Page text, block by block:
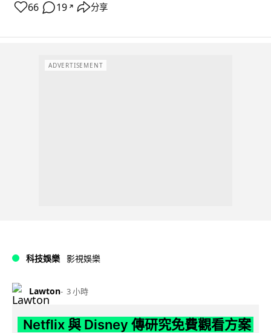
66 19 ↗ 分享
ADVERTISEMENT
科技娛樂 影視娛樂
Lawton 3 小時
Netflix 與 Disney 傳研究免費觀看方案